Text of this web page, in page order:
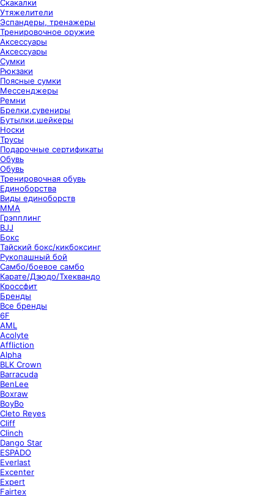
Скакалки
Утяжелители
Эспандеры, тренажеры
Тренировочное оружие
Аксессуары
Аксессуары
Сумки
Рюкзаки
Поясные сумки
Мессенджеры
Ремни
Брелки,сувениры
Бутылки,шейкеры
Носки
Трусы
Подарочные сертификаты
Обувь
Обувь
Тренировочная обувь
Единоборства
Виды единоборств
ММА
Грэпплинг
BJJ
Бокс
Тайский бокс/кикбоксинг
Рукопашный бой
Самбо/боевое самбо
Карате/Дзюдо/Тхеквандо
Кроссфит
Бренды
Все бренды
6F
AML
Acolyte
Affliction
Alpha
BLK Crown
Barracuda
BenLee
Boxraw
BoyBo
Cleto Reyes
Cliff
Clinch
Dango Star
ESPADO
Everlast
Excenter
Expert
Fairtex